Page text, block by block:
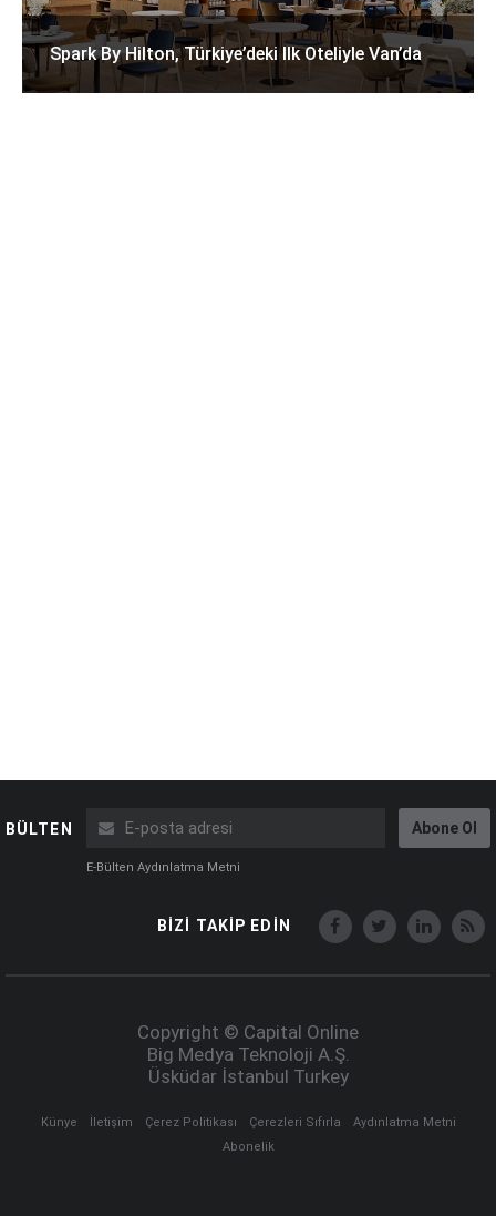
Spark By Hilton, Türkiye’deki Ilk Oteliyle Van’da
BÜLTEN Abone Ol
E-Bülten Aydınlatma Metni
BİZİ TAKİP EDİN
Copyright © Capital Online
Big Medya Teknoloji A.Ş.
Üsküdar İstanbul Turkey
Künye İletişim Çerez Politikası Çerezleri Sıfırla
Aydınlatma Metni
Abonelik